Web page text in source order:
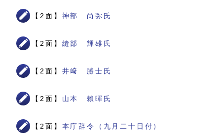
【2面】 神部 尚弥氏
【2面】 縫部 輝雄氏
【2面】 井﨑 勝士氏
【2面】 山本 賴暉氏
【2面】 本庁辞令（九月二十日付）